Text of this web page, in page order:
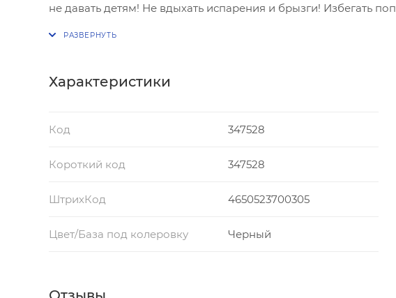
не давать детям! Не вдыхать испарения и брызги! Избегать
Характеристики
Код 347528
Короткий код 347528
ШтрихКод 4650523700305
Цвет/База под колеровку Черный